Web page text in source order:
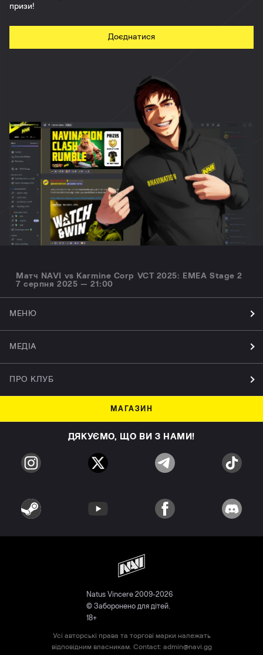
призи!
Доєднатися
Матч NAVI vs Karmine Corp VCT 2025: EMEA Stage 2
7 серпня 2025 — 21:00
МЕНЮ
МЕДІА
ПРО КЛУБ
МАГАЗИН
ДЯКУЄМО, ЩО ВИ З НАМИ!
Natus Vincere 2009-2026
© Заборонено для дітей.
18+
Усі авторські права та торгові марки належать
відповідним власникам. Contact: admin@navi.gg